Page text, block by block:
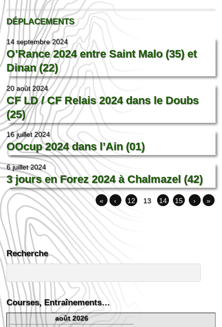
DÉPLACEMENTS
14 septembre 2024
O’Rance 2024 entre Saint Malo (35) et
Dinan (22)
20 août 2024
CF LD / CF Relais 2024 dans le Doubs
(25)
16 juillet 2024
OOcup 2024 dans l’Ain (01)
6 juillet 2024
3 jours en Forez 2024 à Chalmazel (42)
« ‹ 12 13 14 15 › »
Recherche
Courses, Entraînements…
août 2026